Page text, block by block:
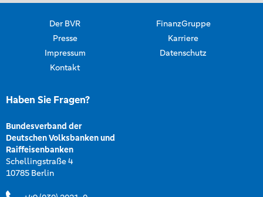
Der BVR
FinanzGruppe
Presse
Karriere
Impressum
Datenschutz
Kontakt
Haben Sie Fragen?
Bundesverband der
Deutschen Volksbanken und
Raiffeisenbanken
Schellingstraße 4
10785 Berlin